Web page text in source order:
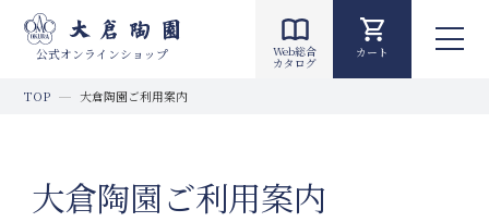
公式オンラインショップ Web総合
カタログ
カート
TOP 大倉陶園ご利用案内
大倉陶園ご利用案内